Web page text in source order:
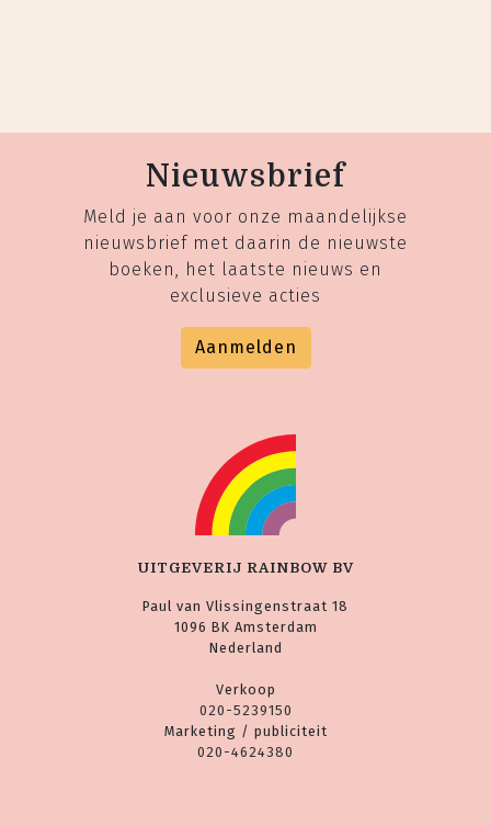
Nieuwsbrief
Meld je aan voor onze maandelijkse
nieuwsbrief met daarin de nieuwste
boeken, het laatste nieuws en
exclusieve acties
Aanmelden
UITGEVERIJ RAINBOW BV
Paul van Vlissingenstraat 18
1096 BK Amsterdam
Nederland
Verkoop
020-5239150
Marketing / publiciteit
020-4624380